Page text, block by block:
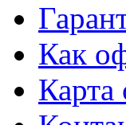
Как
Карта